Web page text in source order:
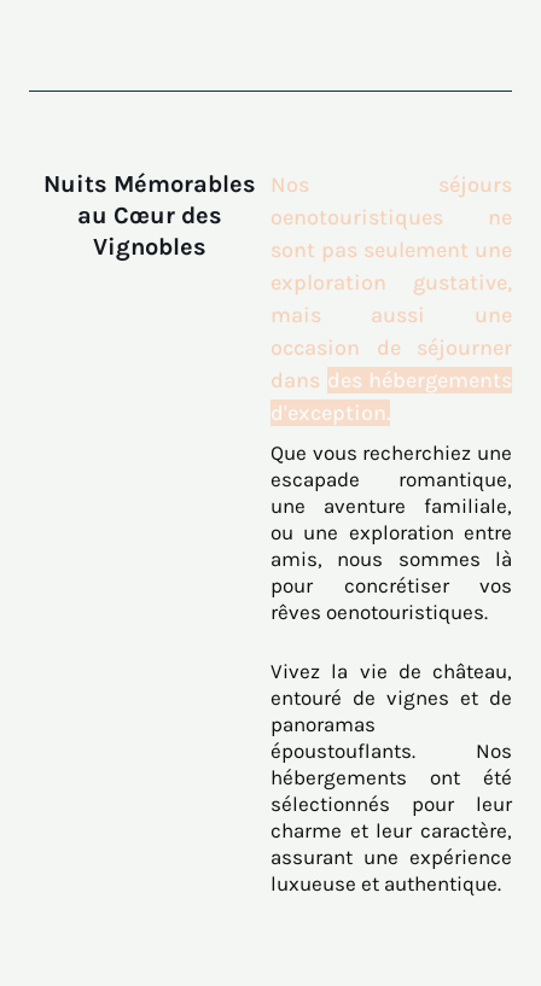
Nuits Mémorables
au Cœur des
Vignobles
Nos séjours
oenotouristiques ne
sont pas seulement une
exploration gustative,
mais aussi une
occasion de séjourner
dans des hébergements
d'exception.
Que vous recherchiez une
escapade romantique,
une aventure familiale,
ou une exploration entre
amis, nous sommes là
pour concrétiser vos
rêves oenotouristiques.
Vivez la vie de château,
entouré de vignes et de
panoramas
époustouflants. Nos
hébergements ont été
sélectionnés pour leur
charme et leur caractère,
assurant une expérience
luxueuse et authentique.